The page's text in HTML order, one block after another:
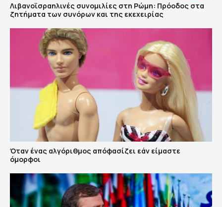
Λιβανοϊσραηλινές συνομιλίες στη Ρώμη: Πρόοδος στα
ζητήματα των συνόρων και της εκεχειρίας
Όταν ένας αλγόριθμος απόφασίζει εάν είμαστε
όμορφοι